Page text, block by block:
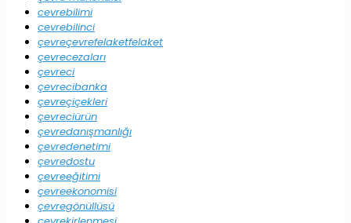
cevrebilimi
cevrebilinci
çevreçevrefelaketfelaket
çevrecezaları
çevreci
çevrecibanka
çevreçiçekleri
çevreciürün
çevredanışmanlığı
çevredenetimi
çevredostu
çevreeğitimi
çevreekonomisi
çevregönüllüsü